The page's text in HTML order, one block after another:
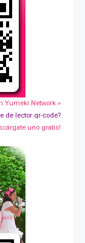
Yumeki Network »
de lector qr-code?
uno gratis!